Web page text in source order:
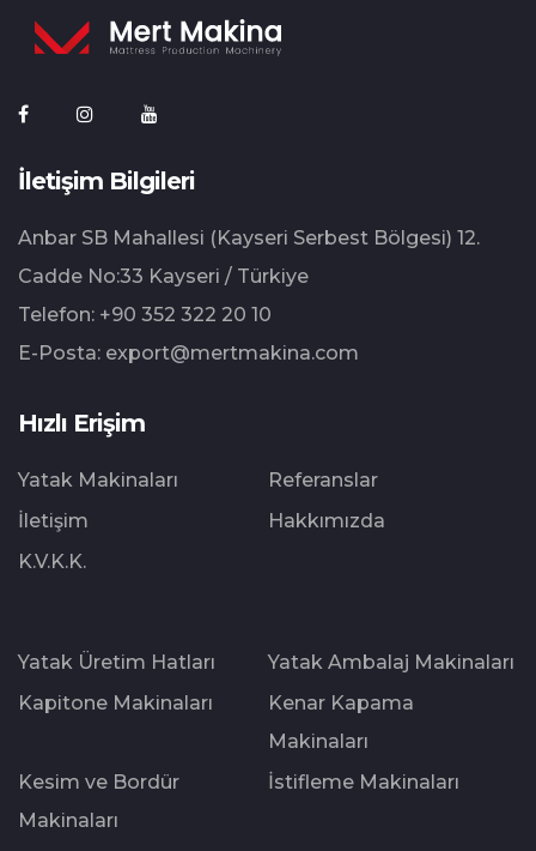
İletişim Bilgileri
Anbar SB Mahallesi (Kayseri Serbest Bölgesi) 12.⁠
⁠Cadde No:33 Kayseri / Türkiye
Telefon: +90 352 322 20 10
E-Posta: export@mertmakina.com
Hızlı Erişim
Yatak Makinaları
Referanslar
İletişim
Hakkımızda
K.V.K.K.
Yatak Üretim Hatları
Yatak Ambalaj Makinaları
Kapitone Makinaları
Kenar Kapama
Makinaları
Kesim ve Bordür
Makinaları
İstifleme Makinaları